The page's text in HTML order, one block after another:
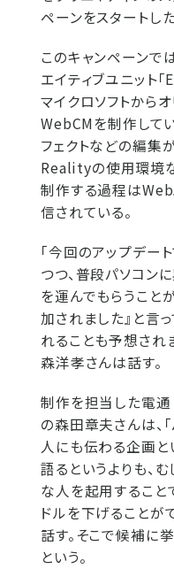
ペーンをスタートした
このキャンペーンで
エイティブユニット
マイクロソフトから
WebCMを制作して
フェクトなどの編集
Realityの使用環境
制作する過程は
信されている。
「今回のアップデー
つつ、普段パソコン
を運んでもらうこと
加されました』と言
れることも予想され
森洋孝さんは話す。
制作を担当した電通
の森田章夫さんは、
人にも伝わる企画と
語るというよりも、
な人を起用すること
ドルを下げることが
話す。そこで候補に
という。